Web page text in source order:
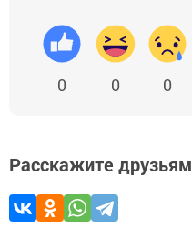
0 0 0
Расскажите друзьям